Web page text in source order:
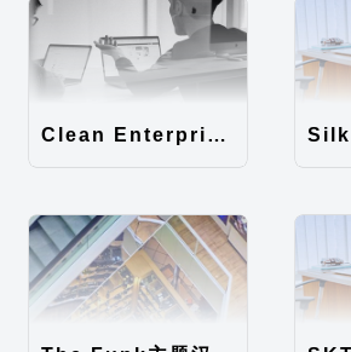
Clean Enterprise主题汉化包